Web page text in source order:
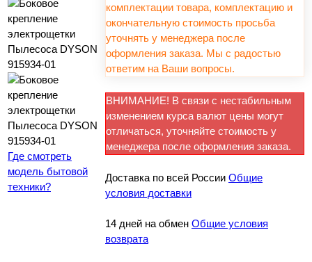
Где смотреть
модель бытовой
техники?
комплектации товара, комплектацию и
окончательную стоимость просьба
уточнять у менеджера после
оформления заказа. Мы с радостью
ответим на Ваши вопросы.
ВНИМАНИЕ! В связи с нестабильным
изменением курса валют цены могут
отличаться, уточняйте стоимость у
менеджера после оформления заказа.
Доставка по всей России Общие
условия доставки
14 дней на обмен Общие условия
возврата